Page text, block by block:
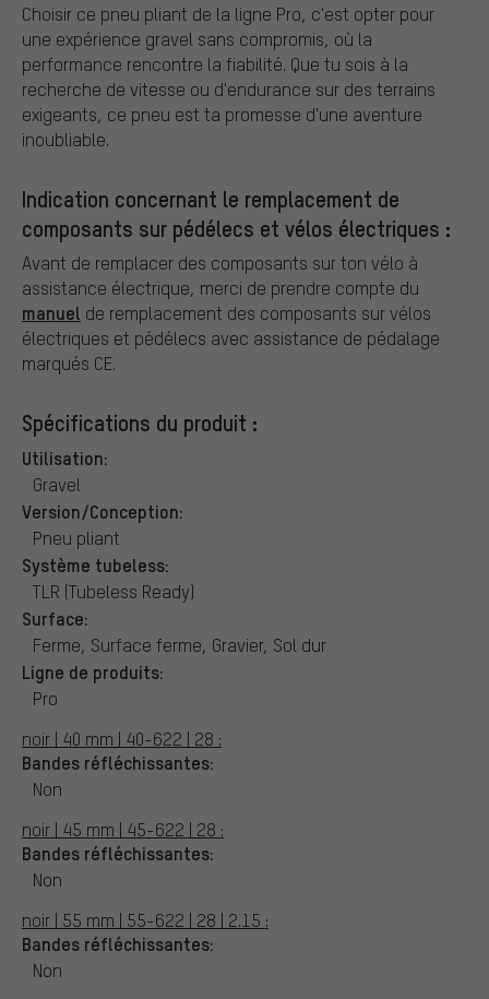
Choisir ce pneu pliant de la ligne Pro, c'est opter pour
une expérience gravel sans compromis, où la
performance rencontre la fiabilité. Que tu sois à la
recherche de vitesse ou d'endurance sur des terrains
exigeants, ce pneu est ta promesse d'une aventure
inoubliable.
Indication concernant le remplacement de
composants sur pédélecs et vélos électriques :
Avant de remplacer des composants sur ton vélo à
assistance électrique, merci de prendre compte du
manuel de remplacement des composants sur vélos
électriques et pédélecs avec assistance de pédalage
marqués CE.
Spécifications du produit :
Utilisation:
Gravel
Version/Conception:
Pneu pliant
Système tubeless:
TLR (Tubeless Ready)
Surface:
Ferme, Surface ferme, Gravier, Sol dur
Ligne de produits:
Pro
noir | 40 mm | 40-622 | 28 :
Bandes réfléchissantes:
Non
noir | 45 mm | 45-622 | 28 :
Bandes réfléchissantes:
Non
noir | 55 mm | 55-622 | 28 | 2.15 :
Bandes réfléchissantes:
Non